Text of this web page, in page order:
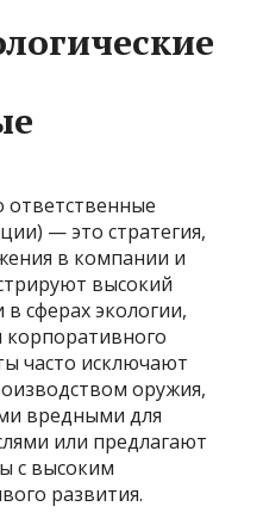
ответственные
— это стратегия,
в компании и
высокий
сферах экологии,
корпоративного
часто исключают
оружия,
вредными для
или предлагают
с высоким
развития.